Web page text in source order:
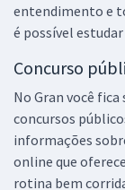
entendimento e
é possível
Concurso
No Gran você
concursos
informações
online que
rotina bem